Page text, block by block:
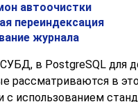
автоочистки
переиндексация
журнала
в PostgreSQL для
рассматриваются в
с использованием